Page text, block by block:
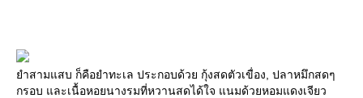
ยำสามแสบ ก็คือยำทะเล ประกอบด้วย กุ้งสดตัวเขื่อง, ปลาหมึกสดๆ
กรอบ และเนื้อหอยนางรมที่หวานสดได้ใจ แนมด้วยหอมแดงเจียว